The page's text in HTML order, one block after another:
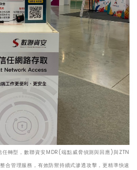
轉型，數聯資安MDR(端點威脅偵測與回應)與ZTN
合管理服務，有效防禦持續式滲透攻擊，更精準快速